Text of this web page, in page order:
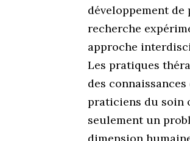
développement
recherche
approche
Les pratiques
des
praticiens du soin
seulement un